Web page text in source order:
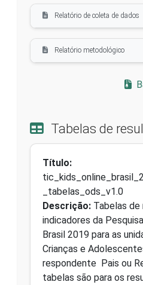
Relatório de coleta de dados
Relatório metodológico
Tabelas de
Título:
_tabelas_ods_v1.0
Descrição: Tabelas
indicadores da
Brasil 2019 para as
Crianças e
respondente Pais ou
tabelas são para os